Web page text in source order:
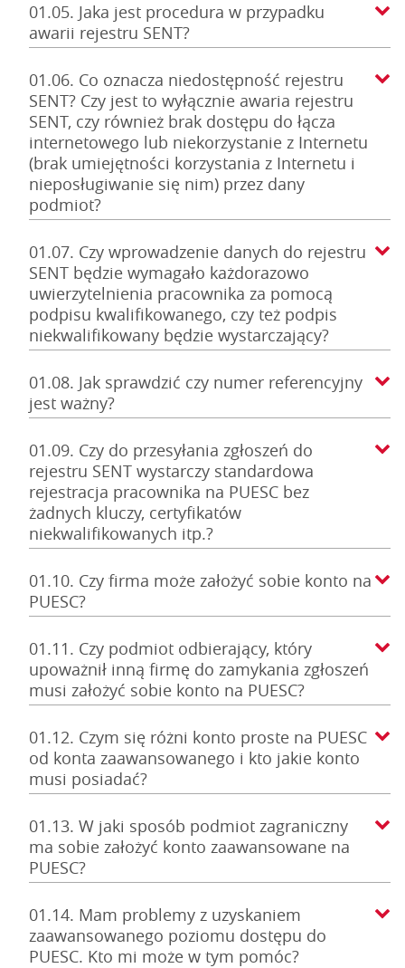
01.05. Jaka jest procedura w przypadku
awarii rejestru SENT?
01.06. Co oznacza niedostępność rejestru
SENT? Czy jest to wyłącznie awaria rejestru
SENT, czy również brak dostępu do łącza
internetowego lub niekorzystanie z Internetu
(brak umiejętności korzystania z Internetu i
nieposługiwanie się nim) przez dany
podmiot?
01.07. Czy wprowadzenie danych do rejestru
SENT będzie wymagało każdorazowo
uwierzytelnienia pracownika za pomocą
podpisu kwalifikowanego, czy też podpis
niekwalifikowany będzie wystarczający?
01.08. Jak sprawdzić czy numer referencyjny
jest ważny?
01.09. Czy do przesyłania zgłoszeń do
rejestru SENT wystarczy standardowa
rejestracja pracownika na PUESC bez
żadnych kluczy, certyfikatów
niekwalifikowanych itp.?
01.10. Czy firma może założyć sobie konto na
PUESC?
01.11. Czy podmiot odbierający, który
upoważnił inną firmę do zamykania zgłoszeń
musi założyć sobie konto na PUESC?
01.12. Czym się różni konto proste na PUESC
od konta zaawansowanego i kto jakie konto
musi posiadać?
01.13. W jaki sposób podmiot zagraniczny
ma sobie założyć konto zaawansowane na
PUESC?
01.14. Mam problemy z uzyskaniem
zaawansowanego poziomu dostępu do
PUESC. Kto mi może w tym pomóc?